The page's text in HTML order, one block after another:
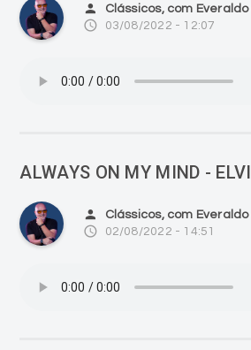
person Clássicos, com
access_time 03/08/2022 - 12:07
ALWAYS ON MY MIND -
person Clássicos, com
access_time 02/08/2022 - 14:51